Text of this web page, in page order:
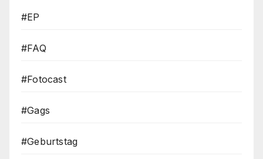
#EP
#FAQ
#Fotocast
#Gags
#Geburtstag